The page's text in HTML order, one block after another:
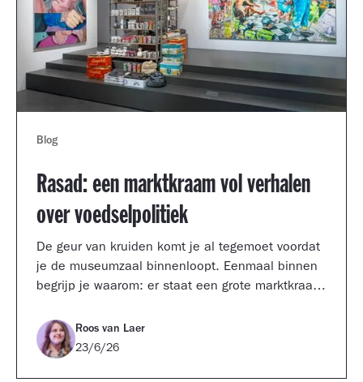
Blog
Rasad: een marktkraam vol verhalen
over voedselpolitiek
De geur van kruiden komt je al tegemoet voordat
je de museumzaal binnenloopt. Eenmaal binnen
begrijp je waarom: er staat een grote marktkraam,
zakken kruiden en kratten groenten. De kraam
heeft een dak van golfplaten en een stalen
Roos van Laer
23/6/26